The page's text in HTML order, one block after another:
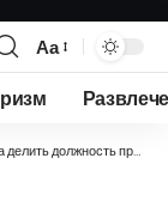
Изменение
размера
Аа
председателя БАГАЦ на части